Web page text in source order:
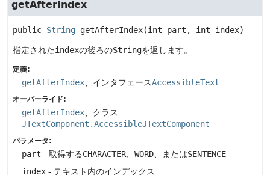
getAfterIndex
public String getAfterIndex(int part, int index)
指定されたindexの後ろのStringを返します。
定義:
getAfterIndex 、インタフェースAccessibleText
オーバーライド:
getAfterIndex 、クラス
JTextComponent.AccessibleJTextComponent
パラメータ:
part - 取得するCHARACTER WORD 、またはSENTENCE
index - テキスト内のインデックス